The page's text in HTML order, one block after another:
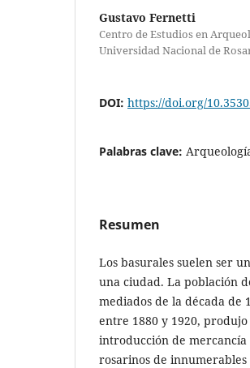
Gustavo Fernetti
Centro de Estudios en
Universidad Nacional de
DOI: https://doi.org/
Palabras clave:
Resumen
Los basurales suelen ser
una ciudad. La población
mediados de la década
entre 1880 y 1920,
introducción de
rosarinos de